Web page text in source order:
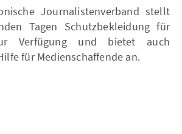
Journalistenverband stellt
Tagen Schutzbekleidung für
Verfügung und bietet auch
für Medienschaffende an.